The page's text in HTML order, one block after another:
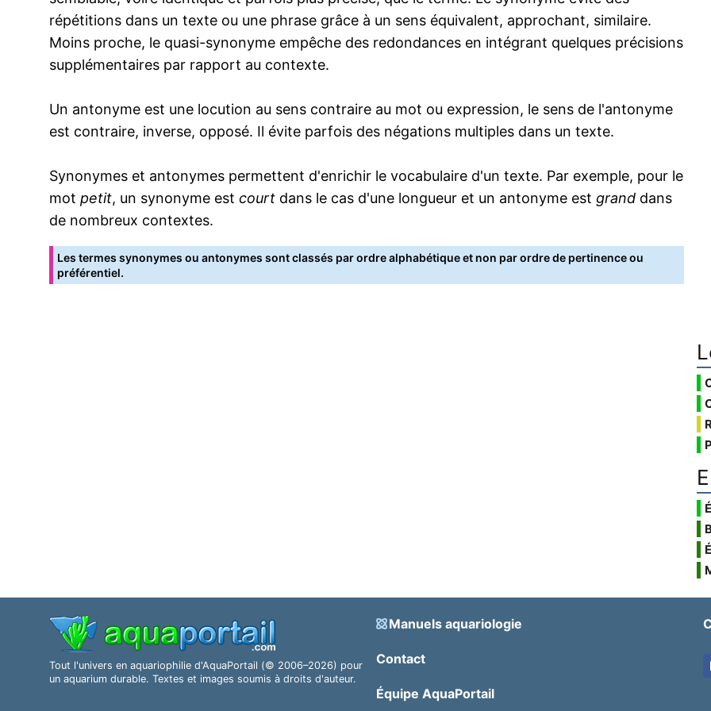
répétitions dans un texte ou une phrase grâce à un sens équivalent, approchant, similaire.
Moins proche, le quasi-synonyme empêche des redondances en intégrant quelques précisions
supplémentaires par rapport au contexte.
Un antonyme est une locution au sens contraire au mot ou expression, le sens de l'antonyme
est contraire, inverse, opposé. Il évite parfois des négations multiples dans un texte.
Synonymes et antonymes permettent d'enrichir le vocabulaire d'un texte. Par exemple, pour le
mot petit, un synonyme est court dans le cas d'une longueur et un antonyme est grand dans
de nombreux contextes.
Les termes synonymes ou antonymes sont classés par ordre alphabétique et non par ordre de pertinence ou
préférentiel.
Tout l'univers en aquariophilie d'AquaPortail (© 2006–2026) pour
un aquarium durable. Textes et images soumis à droits d'auteur.
Manuels aquariologie
Contact
Équipe AquaPortail